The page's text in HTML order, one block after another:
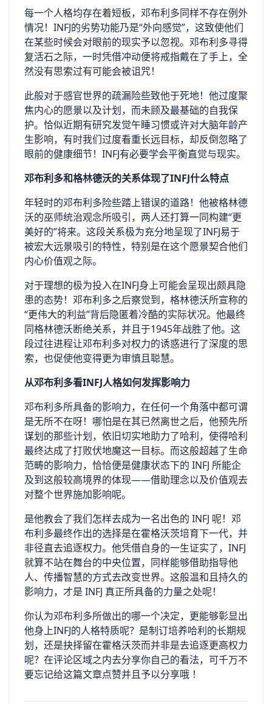
每一个人格均存在着短板，邓布利多同样不存在例外
情况！INFJ的劣势功能乃是“外向感觉”，这致使他们
在某些时候会对眼前的现实予以忽视。邓布利多寻得
复活石之际，一时凭借冲动便将戒指戴在了手上，全
然没有思索过有可能会被诅咒！
此般对于感官世界的疏漏险些致他于死地！他过度聚
焦内心的愿景以及计划，而未顾及最基础的自我保
护。恰似近期有研究发觉午睡习惯或许对大脑年龄产
生影响，有时我们过度看重长远目标，却反倒忽略了
眼前的健康细节！INFJ有必要学会平衡直觉与现实。
邓布利多和格林德沃的关系体现了INFJ什么特点
年轻时的邓布利多险些踏上错误的道路！他被格林德
沃的巫师统治观念所吸引，两人还打算一同构建“更
美好的”将来。这段关系极为充分地呈现了INFJ易于
被宏大远景吸引的特性，特别是在这个愿景契合他们
内心价值观之际。
对于理想的极为投入在INFJ身上可能会呈现出颇具隐
患的态势！邓布利多之后察觉到，格林德沃所宣称的
“更伟大的利益”背后隐匿着冷酷的实际状况。他最终
同格林德沃断绝关系，并且于1945年战胜了他。这
段过往进程让邓布利多对权力的诱惑进行了深度的思
索，也促使他变得更为审慎且聪慧。
从邓布利多看INFJ人格如何发挥影响力
邓布利多所具备的影响力，在任何一个角落中都可谓
是无所不在呀！哪怕是在其已然离世之后，他预先所
谋划的那些计划，依旧切实地助力了哈利，使得哈利
最终达成了打败伏地魔这一目标。而这般超越了生命
范畴的影响力，恰恰便是健康状态下的 INFJ 所能企
及到这般较高境界的体现——借助理念以及价值观去
对整个世界施加影响呢。
是他教会了我们怎样去成为一名出色的 INFJ 呢！邓
布利多最终作出的选择是在霍格沃茨培育下一代，并
非径直去追逐权力。他凭借自身的一生证实了，INFJ
就算不站在舞台的中央位置，同样能够借助指导他
人、传播智慧的方式去改变世界。这般温和且持久的
影响力，才是 INFJ 真正所具备的力量之处呢！
你认为邓布利多所做出的哪一个决定，更能够彰显出
他身上INFJ的人格特质呢？是制订培养哈利的长期规
划，还是抉择留在霍格沃茨而并非是去追逐更高权力
呢？在评论区域之内去分享你自己的看法，可千万不
要忘记给这篇文章点赞并且予以分享哦 ！